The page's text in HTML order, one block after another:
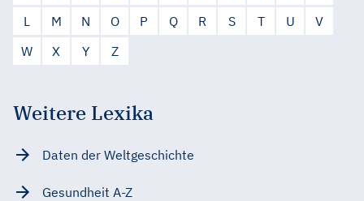
L
M N O P Q R S T U
V
W
X Y Z
Weitere Lexika
Daten der Weltgeschichte
Gesundheit A-Z